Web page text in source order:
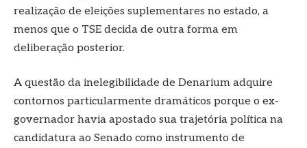
realização de eleições suplementares no estado, a
menos que o TSE decida de outra forma em
deliberação posterior.
A questão da inelegibilidade de Denarium adquire
contornos particularmente dramáticos porque o ex-
governador havia apostado sua trajetória política na
candidatura ao Senado como instrumento de